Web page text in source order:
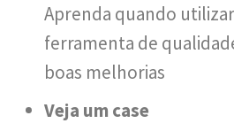
Aprenda quando
ferramenta de
boas melhorias
Veja um case